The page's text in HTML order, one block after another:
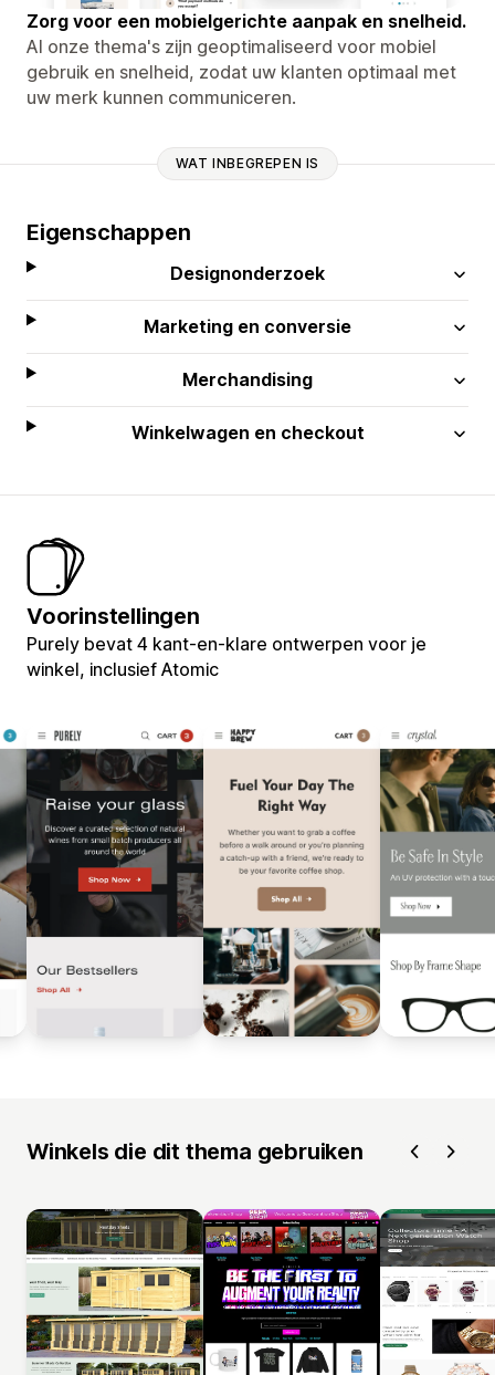
Zorg voor een mobielgerichte aanpak en snelheid.
Al onze thema's zijn geoptimaliseerd voor mobiel
gebruik en snelheid, zodat uw klanten optimaal met
uw merk kunnen communiceren.
WAT INBEGREPEN IS
Eigenschappen
Designonderzoek
Marketing en conversie
Merchandising
Winkelwagen en checkout
Voorinstellingen
Purely bevat 4 kant-en-klare ontwerpen voor je
winkel, inclusief Atomic
Winkels die dit thema gebruiken